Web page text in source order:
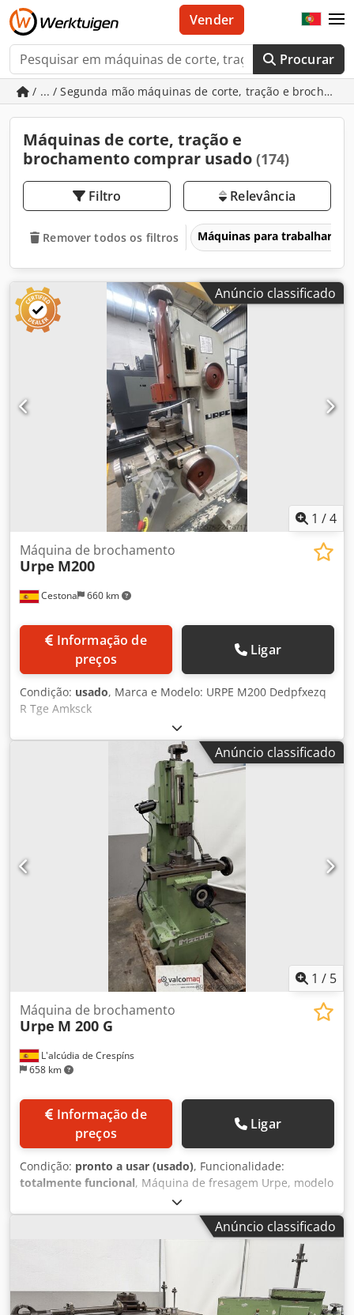
Procurar
Vender
/ ... / Segunda mão máquinas de corte, tração e
Máquinas de corte, tração e
brochamento comprar usado (174)
Filtro Relevância
Remover todos os filtros Máquinas para trabalhar
Anúncio classificado
1 /4
Cestona 660 km
Máquina de brochamento
Urpe M200
preços
Ligar
Condição: usado, Marca e Modelo: URPE M200 Dedpfxezq
R Tge Amksck
Anúncio classificado
1 / 5
L'alcúdia de Crespíns
658 km
Máquina de brochamento
Urpe M 200 G
preços
Ligar
Condição: pronto a usar (usado), Funcionalidade:
totalmente funcional, Máquina de fresagem Urpe, modelo
M-200 G, número de golpes por minuto: 40-55-75,
distância ajustável entre a mesa e o carro: 181-525 mm,
distância máxima entre a ferramenta e o corpo: 280 mm,
superfície da mesa: 666 x 280 mm, curso longitudinal da
mesa: 435 mm, curso transversal: 235 mm, cabeçote
inclinável, potência do motor: 1 cv, peso estimado: 700 kg.
Dodpfxozmp Ibo Amkjck
Anúncio classificado